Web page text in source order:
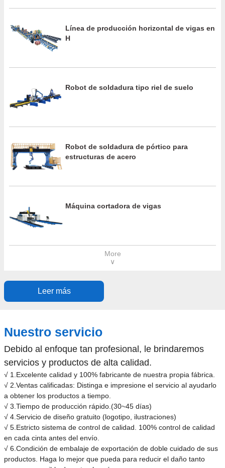
Línea de producción horizontal de vigas en
H
Robot de soldadura tipo riel de suelo
Robot de soldadura de pórtico para
estructuras de acero
Máquina cortadora de vigas
More
∨
Leer más
Nuestro servicio
Debido al enfoque tan profesional, le brindaremos
servicios y productos de alta calidad.
√ 1.Excelente calidad y 100% fabricante de nuestra propia fábrica.
√ 2.Ventas calificadas: Distinga e impresione el servicio al ayudarlo
a obtener los productos a tiempo.
√ 3.Tiempo de producción rápido.(30~45 días)
√ 4.Servicio de diseño gratuito (logotipo, ilustraciones)
√ 5.Estricto sistema de control de calidad. 100% control de calidad
en cada cinta antes del envío.
√ 6.Condición de embalaje de exportación de doble cuidado de sus
productos. Haga lo mejor que pueda para reducir el daño tanto